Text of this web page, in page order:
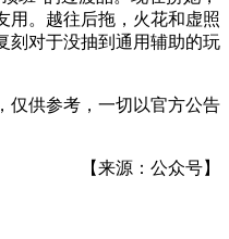
用。越往后拖，火花和虚照
刻对于没抽到通用辅助的玩
仅供参考，一切以官方公告
【来源：公众号】